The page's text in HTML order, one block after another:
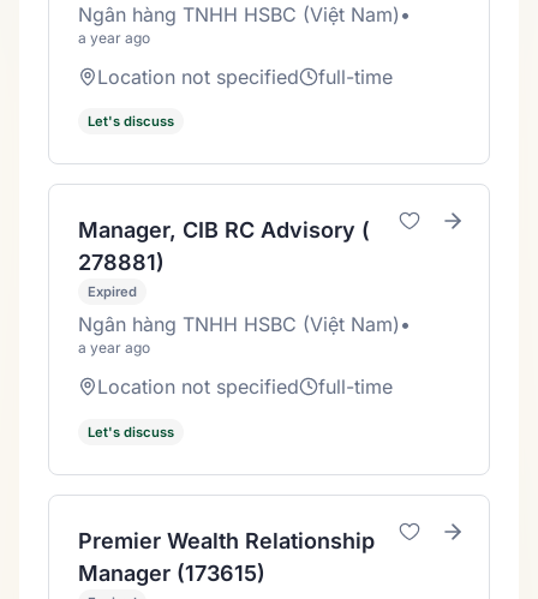
Ngân hàng TNHH HSBC (Việt Nam) •
a year ago
Location not specified full-time
Let's discuss
Manager, CIB RC Advisory (
278881)
Expired
Ngân hàng TNHH HSBC (Việt Nam) •
a year ago
Location not specified full-time
Let's discuss
Premier Wealth Relationship
Manager (173615)